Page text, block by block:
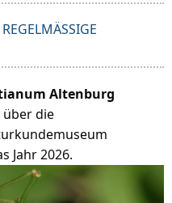
F
Altenburg
über die
Jahr 2026.